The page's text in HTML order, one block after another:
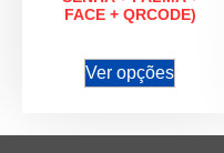
FACE + QRCODE)
Ver opções